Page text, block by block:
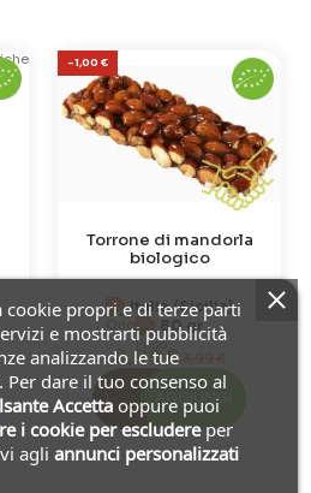
-1,00 €
Torrone di mandorla
biologico
Italia (Sicilia)
80 gr
2,99 €
AGGIUNGI
cookie propri e di terze parti
e mostrarti pubblicità
analizzando le tue
dare il tuo consenso al
Accettaoppure puoi
i cookie per escludereper
agli annunci personalizzati